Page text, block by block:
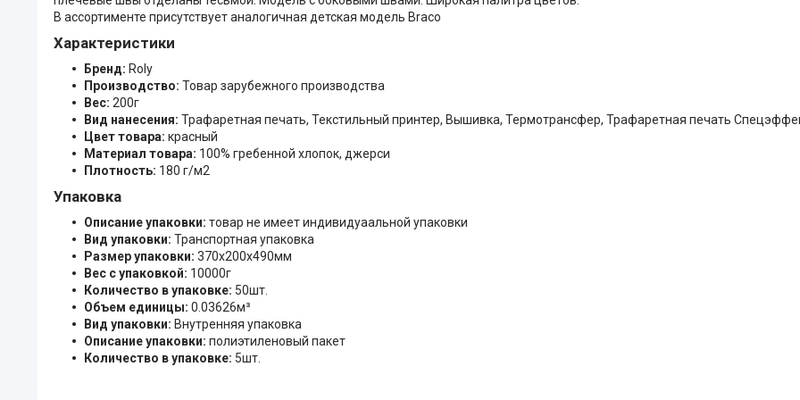
В ассортименте присутствует аналогичная детская модель Braco
Характеристики
Бренд: Roly
Производство: Товар зарубежного производства
Вес: 200г
Вид нанесения: Трафаретная печать, Текстильный принтер, Вышивка, Термотрансфер, Трафаретная печать
Цвет товара: красный
Материал товара: 100% гребенной хлопок, джерси
Плотность: 180 г/м2
Упаковка
Описание упаковки: товар не имеет индивидуаальной упаковки
Вид упаковки: Транспортная упаковка
Размер упаковки: 370x200x490мм
Вес с упаковкой: 10000г
Количество в упаковке: 50шт.
Объем единицы: 0.03626м³
Вид упаковки: Внутренняя упаковка
Описание упаковки: полиэтиленовый пакет
Количество в упаковке: 5шт.